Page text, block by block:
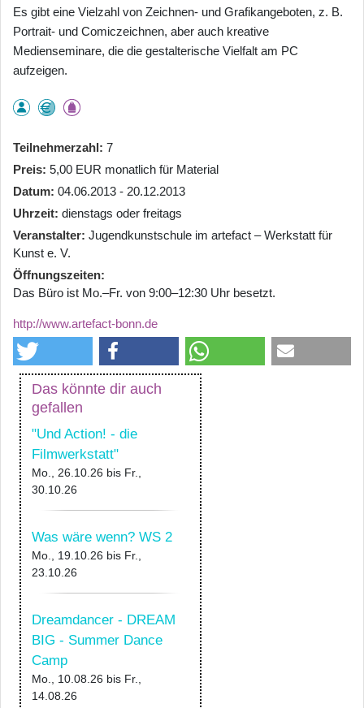
Es gibt eine Vielzahl von Zeichnen- und Grafikangeboten, z. B.
Portrait- und Comiczeichnen, aber auch kreative
Medienseminare, die die gestalterische Vielfalt am PC
aufzeigen.
Teilnehmerzahl 7
Preis 5,00 EUR monatlich für Material
Datum 04.06.2013 - 20.12.2013
Uhrzeit dienstags oder freitags
Veranstalter Jugendkunstschule im artefact – Werkstatt für
Kunst e. V.
Öffnungszeiten
Das Büro ist Mo.–Fr. von 9:00–12:30 Uhr besetzt.
http://www.artefact-bonn.de
Das könnte dir auch
gefallen
"Und Action! - die
Filmwerkstatt"
Mo., 26.10.26 bis Fr.,
30.10.26
Was wäre wenn? WS 2
Mo., 19.10.26 bis Fr.,
23.10.26
Dreamdancer - DREAM
BIG - Summer Dance
Camp
Mo., 10.08.26 bis Fr.,
14.08.26